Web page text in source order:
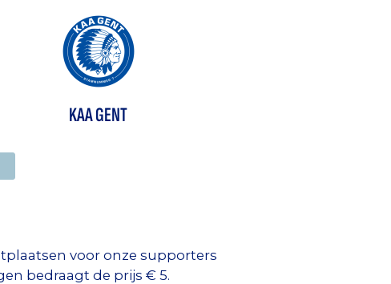
KAA GENT
voor onze supporters
bedraagt de prijs € 5.